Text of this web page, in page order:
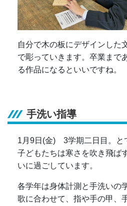
自分で木の板にデザインした
で彫っていきます。卒業まで
る作品になるといいですね。
手洗い指導
1月9日(金) 3学期二日目。と
子どもたちは寒さを吹き飛ば
いに過ごしています。
各学年は身体計測と手洗いの
歌に合わせて、指や手の甲、